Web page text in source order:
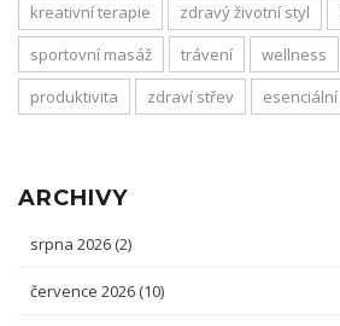
kreativní terapie
zdravý životní styl
sportovní masáž
trávení wellness
produktivita
zdraví střev
ARCHIVY
srpna 2026 (2)
července 2026 (10)